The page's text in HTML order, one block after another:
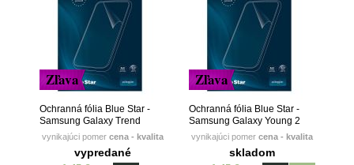
Zľava
Ochranná fólia Blue Star -
Samsung Galaxy Trend
(S7560) / Trend Plus (S7580)
vynikajúci pomer cena - kvalita
vypredané
Zľava
Ochranná fólia Blue Star -
Samsung Galaxy Young 2
(G130)
vynikajúci pomer cena - kvalita
skladom